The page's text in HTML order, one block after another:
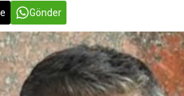
Gönder